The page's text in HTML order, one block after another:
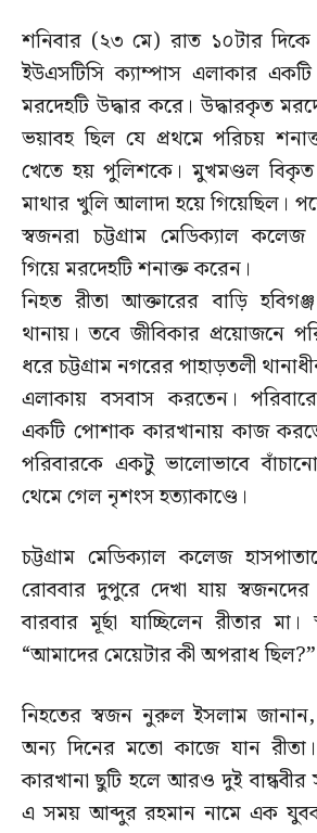
শনিবার (২৩ মে) রাত ১০টার
ইউএসটিসি ক্যাম্পাস এলাকার
মরদেহটি উদ্ধার করে। উদ্ধারকৃত
ভয়াবহ ছিল যে প্রথমে পরিচয়
খেতে হয় পুলিশকে। মুখমণ্ডল
মাথার খুলি আলাদা হয়ে গিয়েছিল।
স্বজনরা চট্টগ্রাম মেডিক্যাল কলেজ
গিয়ে মরদেহটি শনাক্ত করেন।
নিহত রীতা আক্তারের বাড়ি
থানায়। তবে জীবিকার প্রয়োজনে
ধরে চট্টগ্রাম নগরের পাহাড়তলী
এলাকায় বসবাস করতেন।
একটি পোশাক কারখানায় কাজ
পরিবারকে একটু ভালোভাবে
থেমে গেল নৃশংস হত্যাকাণ্ডে।
চট্টগ্রাম মেডিক্যাল কলেজ
রোববার দুপুরে দেখা যায় স্বজনদের
বারবার মূর্ছা যাচ্ছিলেন রীতার
“আমাদের মেয়েটার কী অপরাধ ছিল?”
নিহতের স্বজন নুরুল ইসলাম
অন্য দিনের মতো কাজে যান রীতা।
কারখানা ছুটি হলে আরও দুই বান্ধবীর
এ সময় আব্দুর রহমান নামে এক